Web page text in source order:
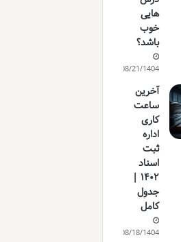
هایی
خوب
باشد؟
08/21/1404
آخرین
ساعت
کاری
اداره
ثبت
اسناد
۱۴۰۲ |
جدول
کامل
08/18/1404